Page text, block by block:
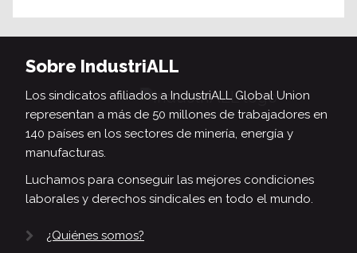
Sobre IndustriALL
Los sindicatos afiliados a IndustriALL Global Union
representan a más de 50 millones de trabajadores en
140 países en los sectores de minería, energía y
manufacturas.
Luchamos para conseguir las mejores condiciones
laborales y derechos sindicales en todo el mundo.
¿Quiénes somos?